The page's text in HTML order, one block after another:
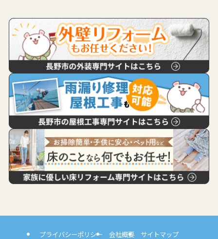
プライバシーポリシー 会社概要 サイトマップ